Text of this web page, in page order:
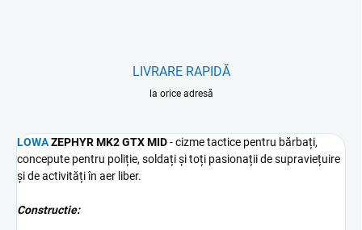
LIVRARE RAPIDĂ
la orice adresă
LOWAZEPHYR MK2 GTX MID-cizme tactice pentru bărbați,
concepute pentru poliție, soldați și toți pasionații de supraviețuire
și de activități în aer liber.
Constructie: